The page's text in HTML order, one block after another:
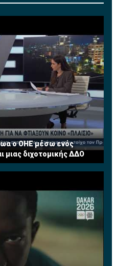
ο ΟΗΕ μέσω ενός
μιας διχοτομικής ΔΔΟ